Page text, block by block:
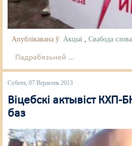
Апублікавана ў Акцыі ,Свабода слова
Падрабязьней ...
Субота, 07 Верасень 2013
Віцебскі актывіст КХП-
баз